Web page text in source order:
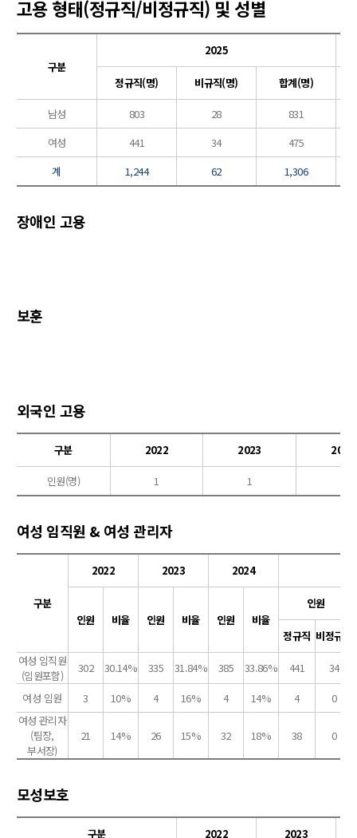
고용 형태(정규직/비정규직) 및 성별
구분
2025
정규직(명) 비규직(명) 합계(명)
남성 803 28
831
여성
441 34
475
계
1,244 62 1,306
장애인 고용
보훈
외국인 고용
구분 2022 2023 2024
인원(명) 1 1
여성 임직원 & 여성 관리자
구분
2022 2023 2024
인원 비율 인원 비율 인원 비율
인원
정규직 비정규직
여성 임직원
(임원포함)
302 30.14% 335 31.84% 385 33.86% 441
34
여성 임원
3 10% 4 16% 4 14% 4
0
여성 관리자
(팀장,
부서장)
21 14% 26 15% 32 18% 38 0
모성보호
구분 2022 2023